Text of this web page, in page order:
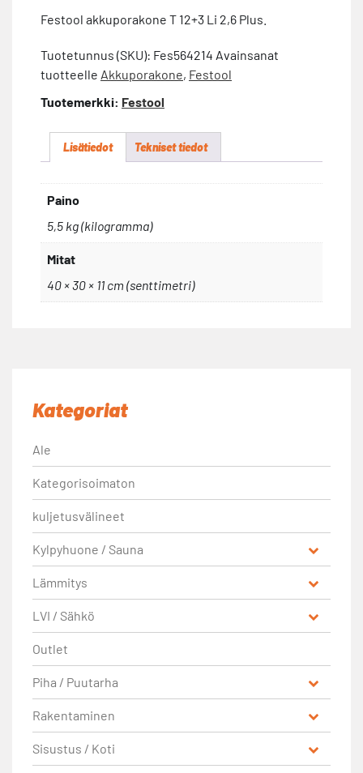
Plus
Festool akkuporakone T 12+3 Li 2,6 Plus.
Tuotetunnus (SKU): Fes564214 Avainsanat
tuotteelle Akkuporakone, Festool
Tuotemerkki: Festool
Lisätiedot Tekniset tiedot
Paino
5,5 kg (kilogramma)
Mitat
40 × 30 × 11 cm (senttimetri)
Kategoriat
Ale
Kategorisoimaton
kuljetusvälineet
Kylpyhuone / Sauna
Lämmitys
LVI / Sähkö
Outlet
Piha / Puutarha
Rakentaminen
Sisustus / Koti